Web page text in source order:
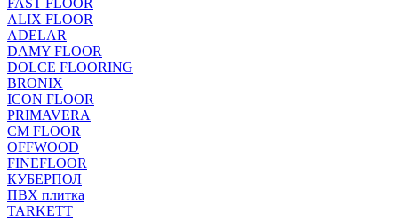
FAST FLOOR
ALIX FLOOR
ADELAR
DAMY FLOOR
DOLCE FLOORING
BRONIX
ICON FLOOR
PRIMAVERA
CM FLOOR
OFFWOOD
FINEFLOOR
КУБЕРПОЛ
ПВХ плитка
TARKETT